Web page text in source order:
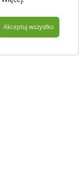
Akceptuj wszystko